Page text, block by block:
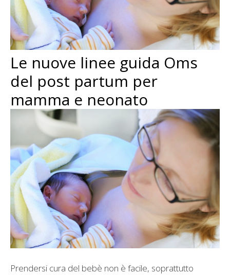
Le nuove linee guida Oms
del post partum per
mamma e neonato
Prendersi cura del bebè non è facile, soprattutto